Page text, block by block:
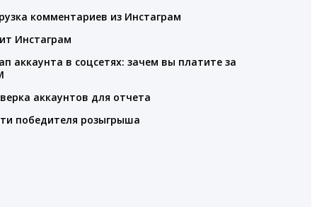
комментариев из Инстаграм
Инстаграм
аккаунта в соцсетях: зачем вы платите за
аккаунтов для отчета
победителя розыгрыша